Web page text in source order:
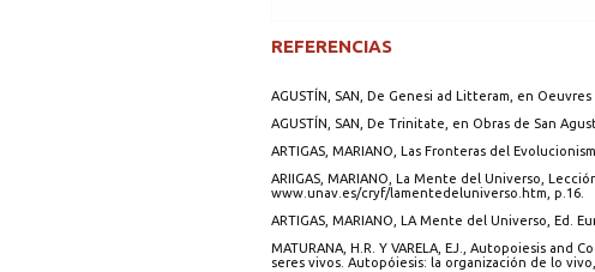
REFERENCIAS
AGUSTÍN, SAN, De Genesi ad Litteram, en
AGUSTÍN, SAN, De Trinitate, en Obras de San
ARTIGAS, MARIANO, Las Fronteras del
ARIIGAS, MARIANO, La Mente del Universo,
www.unav.es/cryf/lamentedeluniverso.htm, p.16.
ARTIGAS, MARIANO, LA Mente del Universo, Ed.
MATURANA, H.R. Y VARELA, EJ., Autopoiesis
seres vivos. Autopóiesis: la organización de lo